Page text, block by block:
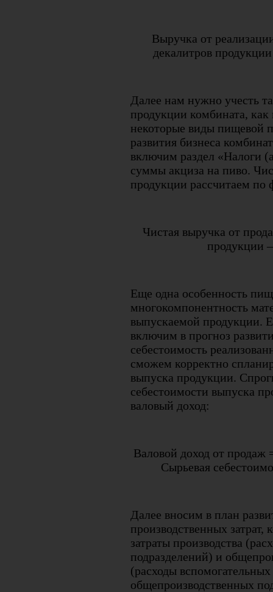
Выручка от
декалитров
Далее нам нужно учесть
продукции комбината, как
некоторые виды пищевой
развития бизнеса
включим раздел «Налоги
суммы акциза на пиво.
продукции рассчитаем по
Чистая выручка от
продукции
Еще одна особенность
многокомпонентность
выпускаемой продукции.
включим в прогноз
себестоимость
сможем корректно
выпуска продукции.
себестоимости выпуска
валовый доход:
Валовой доход от продаж
Сырьевая
Далее вносим в план
производственных
затраты производства
подразделений) и
(расходы
общепроизводственных